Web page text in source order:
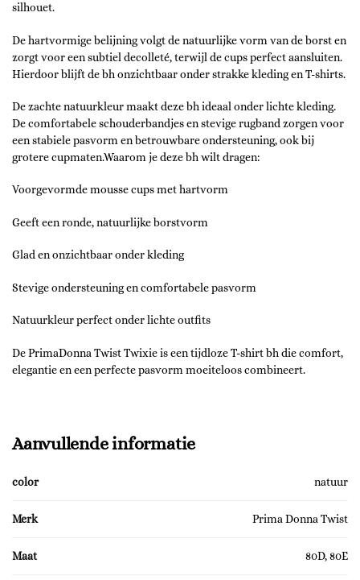
silhouet.
De hartvormige belijning volgt de natuurlijke vorm van de borst en
zorgt voor een subtiel decolleté, terwijl de cups perfect aansluiten.
Hierdoor blijft de bh onzichtbaar onder strakke kleding en T-shirts.
De zachte natuurkleur maakt deze bh ideaal onder lichte kleding.
De comfortabele schouderbandjes en stevige rugband zorgen voor
een stabiele pasvorm en betrouwbare ondersteuning, ook bij
grotere cupmaten.Waarom je deze bh wilt dragen:
Voorgevormde mousse cups met hartvorm
Geeft een ronde, natuurlijke borstvorm
Glad en onzichtbaar onder kleding
Stevige ondersteuning en comfortabele pasvorm
Natuurkleur perfect onder lichte outfits
De PrimaDonna Twist Twixie is een tijdloze T-shirt bh die comfort,
elegantie en een perfecte pasvorm moeiteloos combineert.
Aanvullende informatie
color natuur
Merk Prima Donna Twist
Maat 80D, 80E